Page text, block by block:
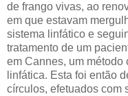
de frango vivas, ao
em que estavam
sistema linfático e
tratamento de um
em Cannes, um
linfática. Esta foi então
círculos, efetuados com